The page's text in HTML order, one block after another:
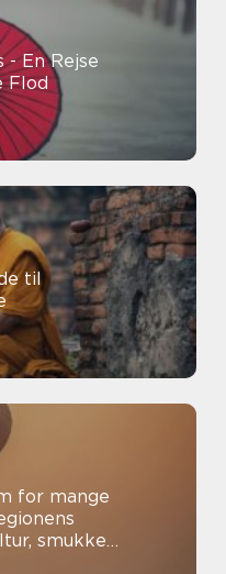
- En Rejse
Flod
til
for mange
smukke
oplevelser